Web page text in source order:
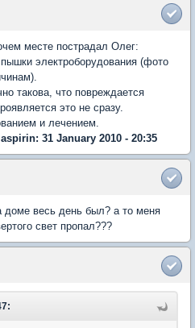
месте пострадал Олег:
электроборудования (фото
такова, что повреждается
это не сразу.
и лечением.
31 January 2010 - 20:35
доме весь день был? а то меня
свет пропал???